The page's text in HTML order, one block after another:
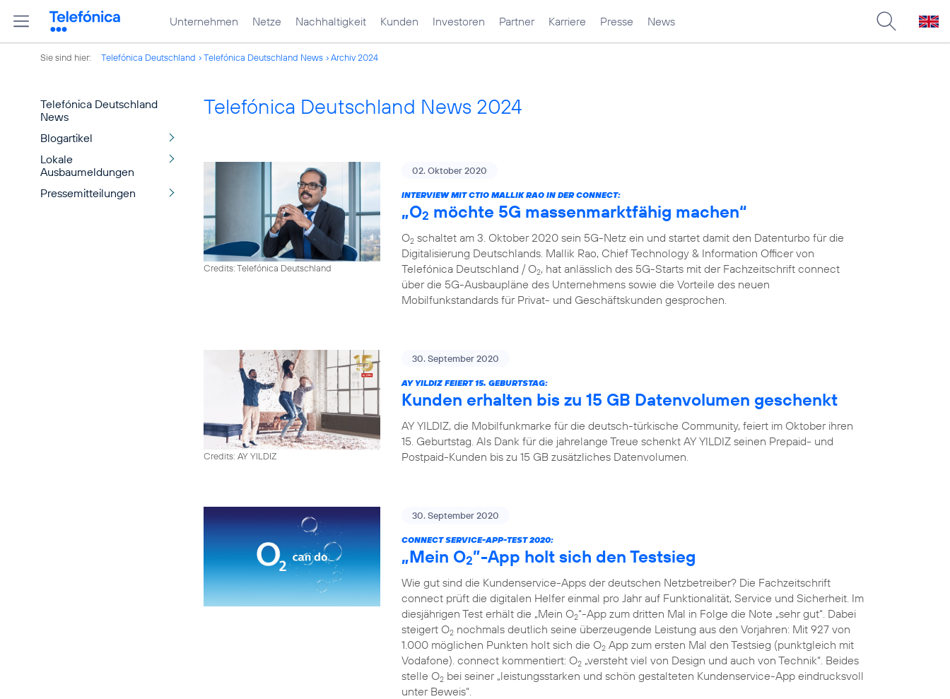
Unternehmen Netze Nachhaltigkeit Kunden Investoren Partner Karriere Presse News
Sie sind hier: Telefónica Deutschland Telefónica Deutschland News Archiv 2024
Telefónica Deutschland
News
Blogartikel
Lokale
Ausbaumeldungen
Pressemitteilungen
Telefónica Deutschland News 2024
Credits: Telefónica Deutschland
02. Oktober 2020
INTERVIEW MIT CTIO MALLIK RAO IN DER CONNECT:
„O2 möchte 5G massenmarktfähig machen“
O2 schaltet am 3. Oktober 2020 sein 5G-Netz ein und startet damit den Datenturbo für die
Digitalisierung Deutschlands. Mallik Rao, Chief Technology & Information Officer von
Telefónica Deutschland / O2, hat anlässlich des 5G-Starts mit der Fachzeitschrift connect
über die 5G-Ausbaupläne des Unternehmens sowie die Vorteile des neuen
Mobilfunkstandards für Privat- und Geschäftskunden gesprochen.
Credits: AY YILDIZ
30. September 2020
AY YILDIZ FEIERT 15. GEBURTSTAG:
Kunden erhalten bis zu 15 GB Datenvolumen geschenkt
AY YILDIZ, die Mobilfunkmarke für die deutsch-türkische Community, feiert im Oktober ihren
15. Geburtstag. Als Dank für die jahrelange Treue schenkt AY YILDIZ seinen Prepaid- und
Postpaid-Kunden bis zu 15 GB zusätzliches Datenvolumen.
30. September 2020
CONNECT SERVICE-APP-TEST 2020:
„Mein O2”-App holt sich den Testsieg
Wie gut sind die Kundenservice-Apps der deutschen Netzbetreiber? Die Fachzeitschrift
connect prüft die digitalen Helfer einmal pro Jahr auf Funktionalität, Service und Sicherheit. Im
diesjährigen Test erhält die „Mein O2“-App zum dritten Mal in Folge die Note „sehr gut“. Dabei
steigert O2 nochmals deutlich seine überzeugende Leistung aus den Vorjahren: Mit 927 von
1.000 möglichen Punkten holt sich die O2 App zum ersten Mal den Testsieg (punktgleich mit
Vodafone). connect kommentiert: O2 „versteht viel von Design und auch von Technik“. Beides
stelle O2 bei seiner „leistungsstarken und schön gestalteten Kundenservice-App eindrucksvoll
unter Beweis“.